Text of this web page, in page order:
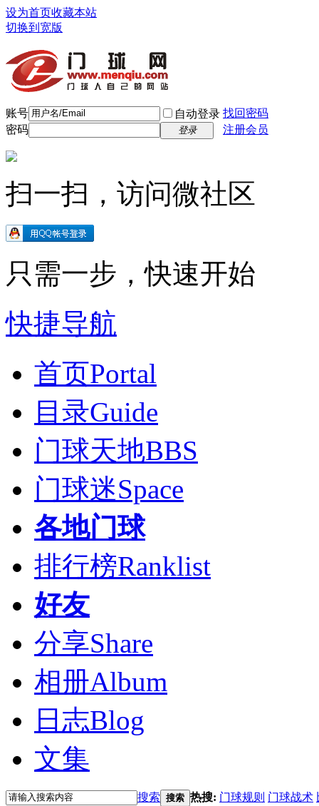
设为首页收藏本站
切换到宽版
账号 自动登录 找回密码
密码
登录 注册会员
扫一扫，访问微社区
只需一步，快速开始
快捷导航
首页Portal
目录Guide
门球天地BBS
门球迷Space
各地门球
排行榜Ranklist
好友
分享Share
相册Album
日志Blog
文集
搜索 搜索 热搜: 门球规则 门球战术